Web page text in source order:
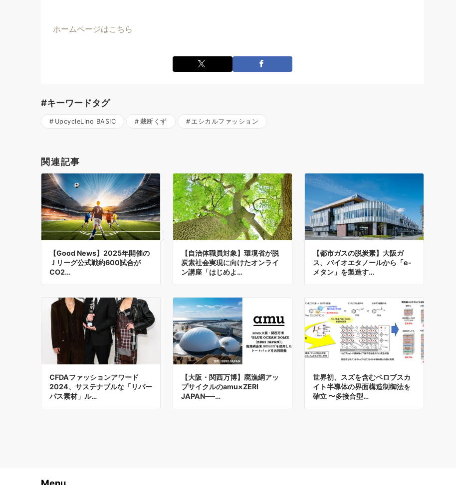
ホームページはこちら
#キーワードタグ
UpcycleLino BASIC 裁断くず エシカルファッション
関連記事
【Good News】2025年開催の
Ｊリーグ公式戦約600試合が
CO2…
【自治体職員対象】環境省が脱
炭素社会実現に向けたオンライ
ン講座「はじめよ…
【都市ガスの脱炭素】大阪ガ
ス、バイオエタノールから「e-
メタン」を製造す…
CFDAファッションアワード
2024、サステナブルな「リパー
パス素材」ル…
【大阪・関西万博】廃漁網アッ
プサイクルのamu×ZERI
JAPAN──…
世界初、スズを含むペロブスカ
イト半導体の界面構造制御法を
確立 〜多接合型…